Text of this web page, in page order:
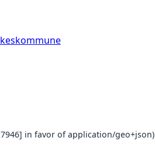
in favor of application/geo+json)